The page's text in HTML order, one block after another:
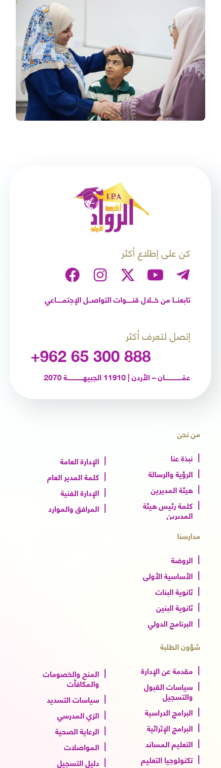
كن على إطلاع أكثر
تابعنـــا من خـــلال قنــــــوات التواصـــل الإجتمــــــاعي
إتصل لتعرف أكثر
+962 65 300 888
عمّـــــــــــــــــان – الأردن | 11910 الجبيهــــــــــــــــة 2070
من نحن
نبذة عنا
الرؤية والرسالة
هيئة المديرين
كلمة رئيس هيئة
المديرين
الإدارة العامة
كلمة المدير العام
الإدارة الفنية
المرافق والموارد
مدارسنا
الروضة
الأساسية الأولى
ثانوية البنات
ثانوية البنين
البرنامج الدولي
شؤون الطلبة
مقدمة عن الإدارة
سياسات القبول
والتسجيل
البرامج الدراسية
البرامج الإثرائية
التعليم المساند
تكنولوجيا التعليم
المنح والخصومات
والمكافآت
سياسات التسديد
الزي المدرسي
الرعاية الصحية
المواصلات
دليل التسجيل